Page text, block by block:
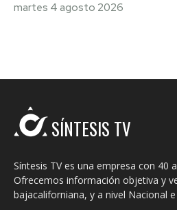
martes 4 agosto 2026
SÍNTESIS TV
Síntesis TV es una empresa con 40
Ofrecemos información objetiva y
bajacaliforniana, y a nivel Nacional